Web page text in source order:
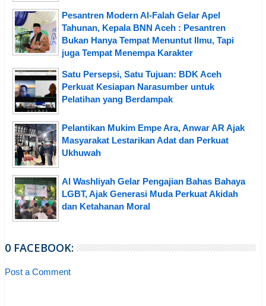
Pesantren Modern Al-Falah Gelar Apel
Tahunan, Kepala BNN Aceh : Pesantren
Bukan Hanya Tempat Menuntut Ilmu, Tapi
juga Tempat Menempa Karakter
Satu Persepsi, Satu Tujuan: BDK Aceh
Perkuat Kesiapan Narasumber untuk
Pelatihan yang Berdampak
Pelantikan Mukim Empe Ara, Anwar AR Ajak
Masyarakat Lestarikan Adat dan Perkuat
Ukhuwah
Al Washliyah Gelar Pengajian Bahas Bahaya
LGBT, Ajak Generasi Muda Perkuat Akidah
dan Ketahanan Moral
0 FACEBOOK:
Post a Comment